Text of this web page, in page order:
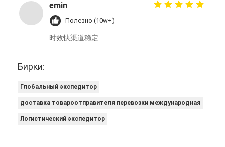
emin
Полезно (10w+)
时效快渠道稳定
Бирки:
Глобальный экспедитор
доставка товароотправителя перевозки международная
Логистический экспедитор